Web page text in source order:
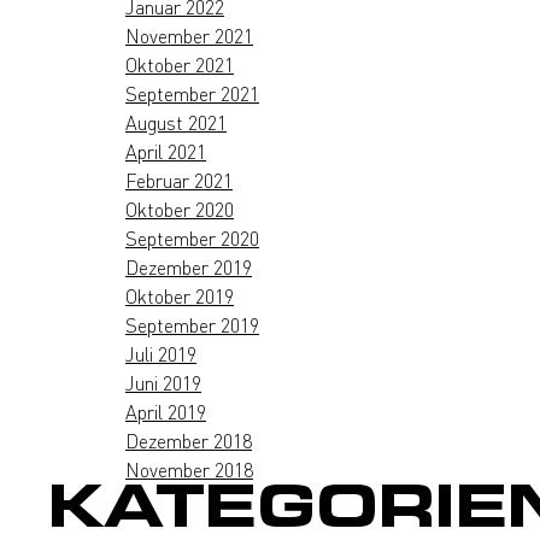
Januar 2022
November 2021
Oktober 2021
September 2021
August 2021
April 2021
Februar 2021
Oktober 2020
September 2020
Dezember 2019
Oktober 2019
September 2019
Juli 2019
Juni 2019
April 2019
Dezember 2018
November 2018